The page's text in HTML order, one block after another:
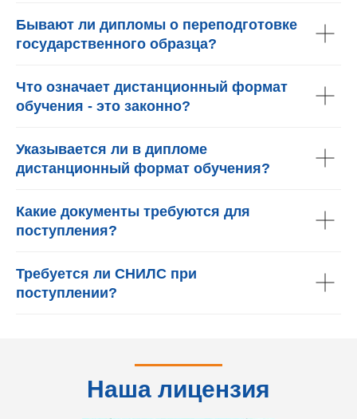
Бывают ли дипломы о переподготовке
государственного образца?
Что означает дистанционный формат
обучения - это законно?
Указывается ли в дипломе
дистанционный формат обучения?
Какие документы требуются для
поступления?
Требуется ли СНИЛС при
поступлении?
Наша лицензия